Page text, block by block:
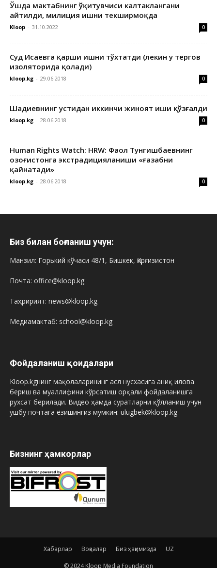
Ўшда мактабнинг ўқитувчиси калтаклангани
айтилди, милиция ишни текширмоқда
Kloop - 31.10.2022 0
Суд Исаевга қарши ишни тўхтатди (лекин у тергов
изоляторида қолади)
kloop.kg - 29.06.2018 0
Шадиевнинг устидан иккинчи жиноят иши қўзғалди
kloop.kg - 28.06.2018 0
Human Rights Watch: HRW: Фаол Тунгишбаевнинг
Қозоғистонга экстрадицияланиши «ғазабни
қайнатади»
kloop.kg - 28.06.2018 0
Биз билан боғланиш учун:
Манзил: Горький кўчаси 48/1, Бишкек, Қирғизистон
Почта: office@kloop.kg
Таҳририят: news@kloop.kg
Медиамактаб: school@kloop.kg
Фойдаланиш қоидалари
Kloop.kgнинг мақолаларининг асл нусхасига аниқ илова
бериш ва муаллифини кўрсатиш орқали фойдаланишга
рухсат берилади. Видео ҳамда суратларни қўлланиш учун
ушбу почтага ёзишингиз мумкин: ulugbek@kloop.kg
Бизнинг ҳамкорлар
Хабарлар Воқеалар Биз ҳақимизда UZ
© 2024 Kloop Media Foundation